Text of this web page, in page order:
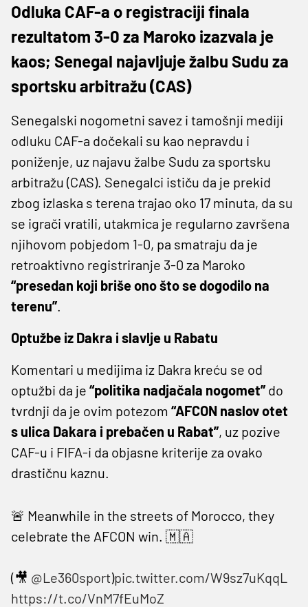
Odluka CAF-a o registraciji finala
rezultatom 3-0 za Maroko izazvala je
kaos; Senegal najavljuje žalbu Sudu za
sportsku arbitražu (CAS)
Senegalski nogometni savez i tamošnji mediji
odluku CAF-a dočekali su kao nepravdu i
poniženje, uz najavu žalbe Sudu za sportsku
arbitražu (CAS). Senegalci ističu da je prekid
zbog izlaska s terena trajao oko 17 minuta, da su
se igrači vratili, utakmica je regularno završena
njihovom pobjedom 1-0, pa smatraju da je
retroaktivno registriranje 3-0 za Maroko
“presedan koji briše ono što se dogodilo na
terenu”.
Optužbe iz Dakra i slavlje u Rabatu
Komentari u medijima iz Dakra kreću se od
optužbi da je “politika nadjačala nogomet” do
tvrdnji da je ovim potezom “AFCON naslov otet
s ulica Dakara i prebačen u Rabat”, uz pozive
CAF-u i FIFA-i da objasne kriterije za ovako
drastičnu kaznu.
🚨 Meanwhile in the streets of Morocco, they
celebrate the AFCON win. 🇲🇦
(🎥 @Le360sport)pic.twitter.com/W9sz7uKqqL
https://t.co/VnM7fEuMoZ